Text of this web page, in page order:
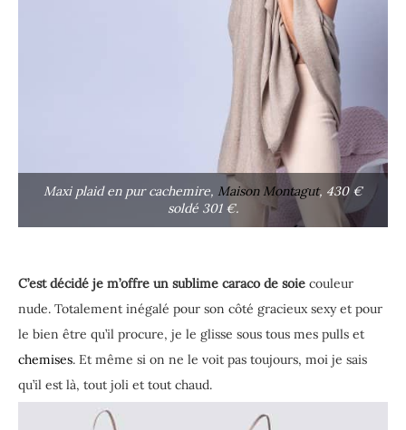
Maxi plaid en pur cachemire, Maison Montagut, 430 €
soldé 301 €.
C’est décidé je m’offre un sublime caraco de soie couleur
nude. Totalement inégalé pour son côté gracieux sexy et pour
le bien être qu’il procure, je le glisse sous tous mes pulls et
chemises. Et même si on ne le voit pas toujours, moi je sais
qu’il est là, tout joli et tout chaud.